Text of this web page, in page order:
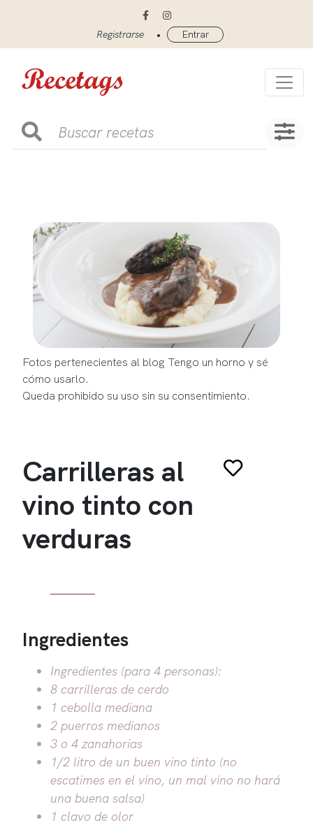
Registrarse • Entrar
Fotos pertenecientes al blog Tengo un horno y sé
cómo usarlo.
Queda prohibido su uso sin su consentimiento.
Carrilleras al
vino tinto con
verduras
Ingredientes
Ingredientes (para 4 personas):
8 carrilleras de cerdo
1 cebolla mediana
2 puerros medianos
3 o 4 zanahorias
1/2 litro de un buen vino tinto (no
escatimes en el vino, un mal vino no hará
una buena salsa)
1 clavo de olor